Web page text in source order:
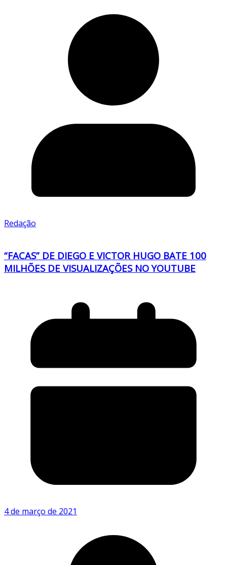
Redação
“FACAS” DE DIEGO E VICTOR HUGO BATE 100
MILHÕES DE VISUALIZAÇÕES NO YOUTUBE
4 de março de 2021